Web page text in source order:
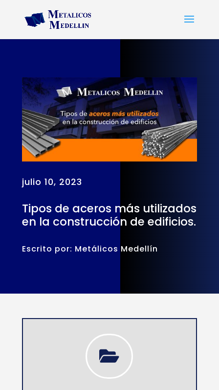
julio 10, 2023
Tipos de aceros más utilizados
en la construcción de edificios.
Escrito por: Metálicos Medellín
